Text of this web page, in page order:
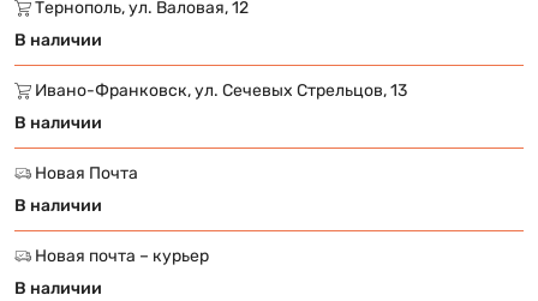
Тернополь, ул. Валовая, 12
В наличии
Ивано-Франковск, ул. Сечевых Стрельцов, 13
В наличии
Новая Почта
В наличии
Новая почта – курьер
В наличии